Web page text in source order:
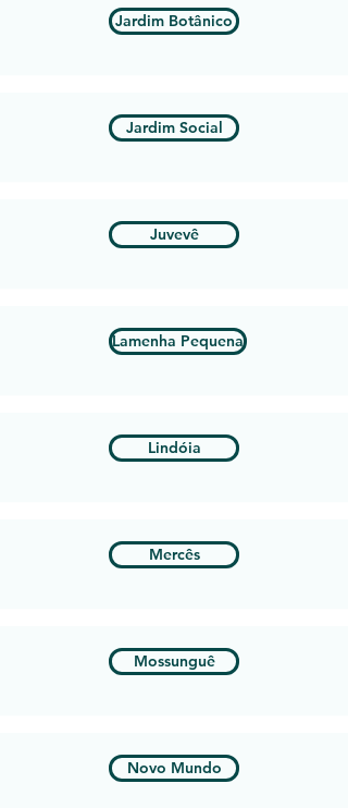
Jardim Botânico
Jardim Social
Juvevê
Lamenha Pequena
Lindóia
Mercês
Mossunguê
Novo Mundo